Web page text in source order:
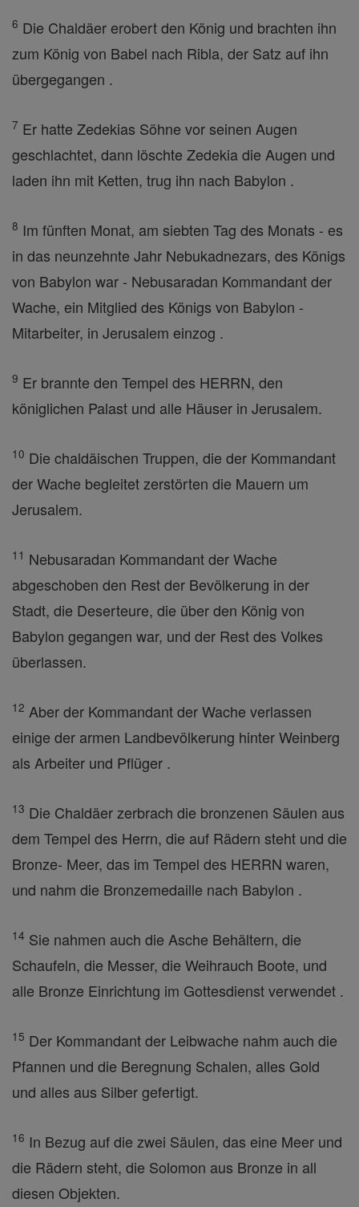
6 Die Chaldäer erobert den König und brachten ihn
zum König von Babel nach Ribla, der Satz auf ihn
übergegangen .
7 Er hatte Zedekias Söhne vor seinen Augen
geschlachtet, dann löschte Zedekia die Augen und
laden ihn mit Ketten, trug ihn nach Babylon .
8 Im fünften Monat, am siebten Tag des Monats - es
in das neunzehnte Jahr Nebukadnezars, des Königs
von Babylon war - Nebusaradan Kommandant der
Wache, ein Mitglied des Königs von Babylon -
Mitarbeiter, in Jerusalem einzog .
9 Er brannte den Tempel des HERRN, den
königlichen Palast und alle Häuser in Jerusalem.
10 Die chaldäischen Truppen, die der Kommandant
der Wache begleitet zerstörten die Mauern um
Jerusalem.
11 Nebusaradan Kommandant der Wache
abgeschoben den Rest der Bevölkerung in der
Stadt, die Deserteure, die über den König von
Babylon gegangen war, und der Rest des Volkes
überlassen.
12 Aber der Kommandant der Wache verlassen
einige der armen Landbevölkerung hinter Weinberg
als Arbeiter und Pflüger .
13 Die Chaldäer zerbrach die bronzenen Säulen aus
dem Tempel des Herrn, die auf Rädern steht und die
Bronze- Meer, das im Tempel des HERRN waren,
und nahm die Bronzemedaille nach Babylon .
14 Sie nahmen auch die Asche Behältern, die
Schaufeln, die Messer, die Weihrauch Boote, und
alle Bronze Einrichtung im Gottesdienst verwendet .
15 Der Kommandant der Leibwache nahm auch die
Pfannen und die Beregnung Schalen, alles Gold
und alles aus Silber gefertigt.
16 In Bezug auf die zwei Säulen, das eine Meer und
die Rädern steht, die Solomon aus Bronze in all
diesen Objekten.